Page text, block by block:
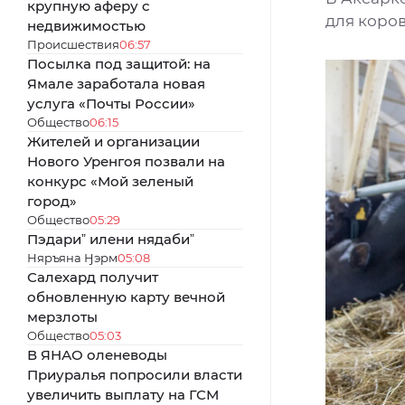
крупную аферу с
недвижимостью
Происшествия06:57
Посылка под защитой: на
Ямале заработала новая
услуга «Почты России»
Общество06:15
Жителей и организации
Нового Уренгоя позвали на
конкурс «Мой зеленый
город»
Общество05:29
Пэдариˮ илени нядабиˮ
Няръяна Ӈэрм05:08
Салехард получит
обновленную карту вечной
мерзлоты
Общество05:03
В ЯНАО оленеводы
Приуралья попросили власти
увеличить выплату на ГСМ
для